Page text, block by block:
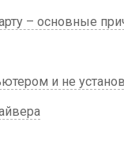
– основные
и не